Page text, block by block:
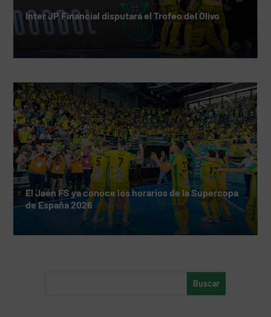
Inter JP Financial disputará el Trofeo del Olivo
El Jaén FS ya conoce los horarios de la Supercopa
de España 2026